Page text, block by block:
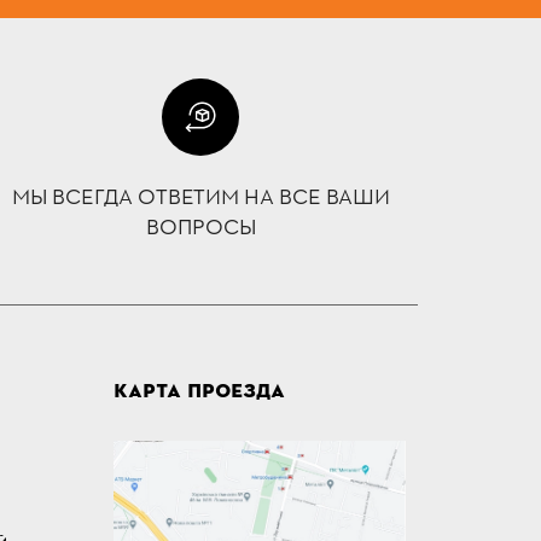
МЫ ВСЕГДА ОТВЕТИМ НА ВСЕ ВАШИ
ВОПРОСЫ
КАРТА ПРОЕЗДА